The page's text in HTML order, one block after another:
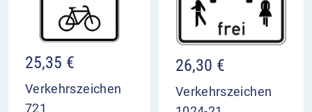
25,35 €
Verkehrszeichen
721
26,30 €
Verkehrszeichen